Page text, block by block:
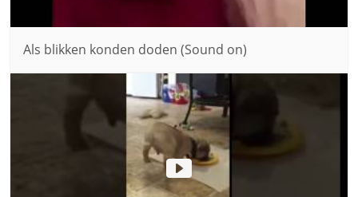
Als blikken konden doden (Sound on)